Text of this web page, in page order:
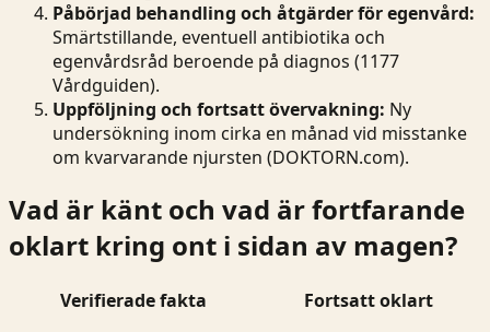
Påbörjad behandling och åtgärder för egenvård:
Smärtstillande, eventuell antibiotika och
egenvårdsråd beroende på diagnos (1177
Vårdguiden).
Uppföljning och fortsatt övervakning: Ny
undersökning inom cirka en månad vid misstanke
om kvarvarande njursten (DOKTORN.com).
Vad är känt och vad är fortfarande
oklart kring ont i sidan av magen?
Verifierade fakta
Fortsatt oklart